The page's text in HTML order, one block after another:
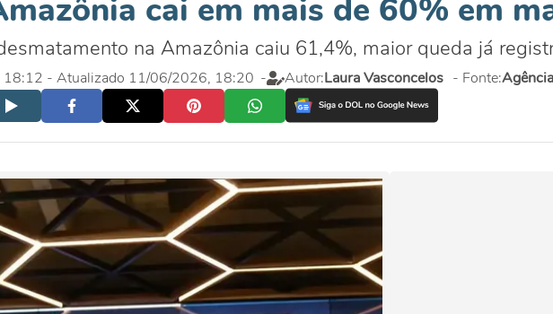
cai em mais de 60% em
na Amazônia caiu 61,4%, maior queda já
18:12 - Atualizado 11/06/2026, 18:20 - Autor:Laura Vasconcelos - Fonte: